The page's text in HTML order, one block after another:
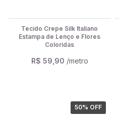
Tecido Crepe Silk Italiano
Estampa de Lenço e Flores
Coloridas
R$ 59,90 /metro
50% OFF